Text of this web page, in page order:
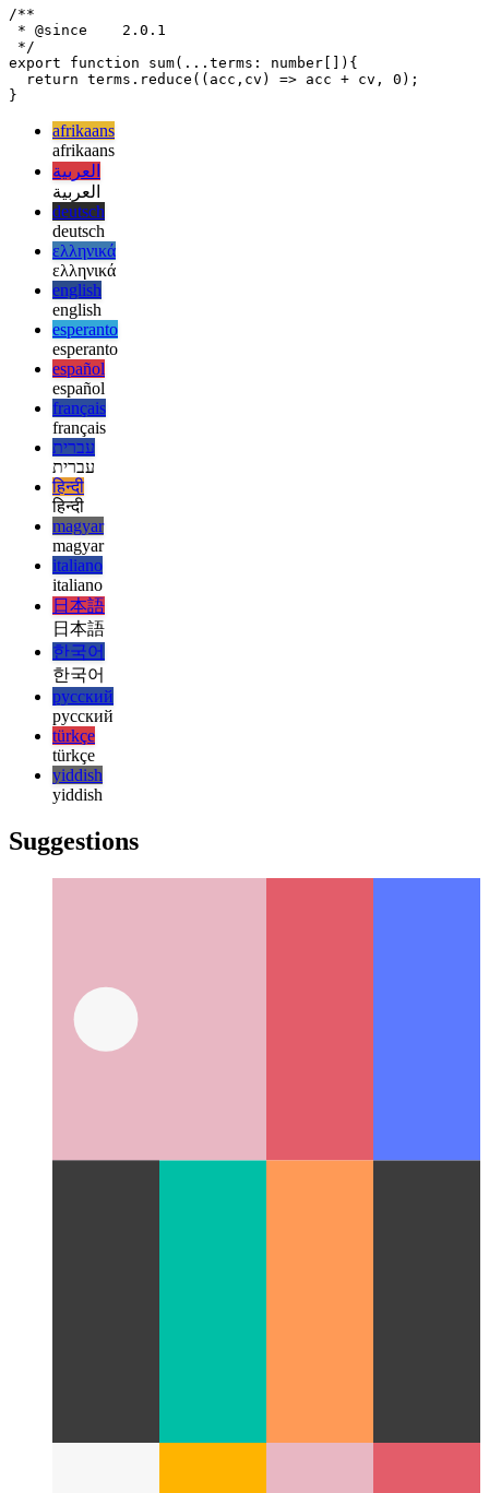
merker van voorheen, wat omvang is na die spesifieke kodeblok wat
dit dokumenteer.
/**
* @since    2.0.1
export function sum(...terms: number[]){
  return terms.reduce((acc,cv) => acc + cv, 0);
afrikaans
afrikaans
العربية
العربية
deutsch
deutsch
ελληνικά
ελληνικά
english
english
esperanto
esperanto
español
español
français
français
עברית
עברית
हिन्दी
हिन्दी
magyar
magyar
italiano
italiano
日本語
日本語
한국어
한국어
русский
русский
türkçe
yiddish
yiddish